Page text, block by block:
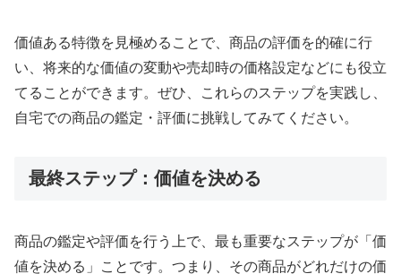
価値ある特徴を見極めることで、商品の評価を的確に行
い、将来的な価値の変動や売却時の価格設定などにも役立
てることができます。ぜひ、これらのステップを実践し、
自宅での商品の鑑定・評価に挑戦してみてください。
最終ステップ：価値を決める
商品の鑑定や評価を行う上で、最も重要なステップが「価
値を決める」ことです。つまり、その商品がどれだけの価